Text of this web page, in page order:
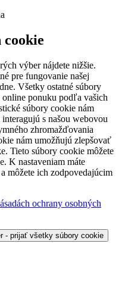
cookie
výber nájdete nižšie.
pre fungovanie našej
Všetky ostatné súbory
ponuku podľa vašich
súbory cookie nám
s našou webovou
zhromažďovania
nám umožňujú zlepšovať
Tieto súbory cookie môžete
K nastaveniam máte
môžete ich zodpovedajúcim
ochrany osobných
- prijať všetky súbory cookie